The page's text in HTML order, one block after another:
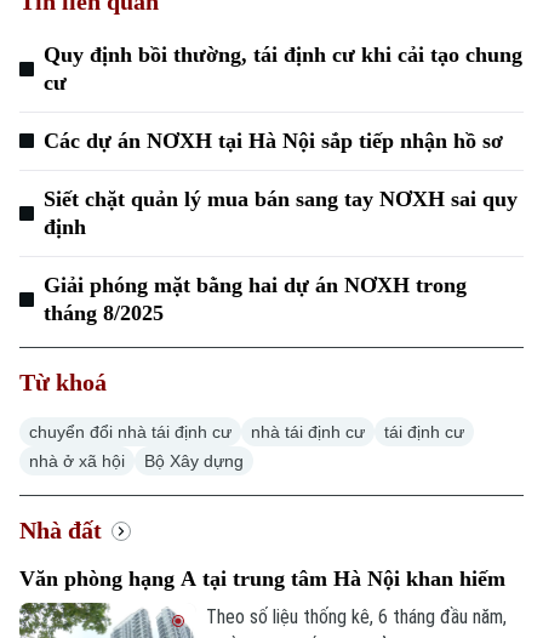
Chuyên mục
Thời sự
Chính trị
An ninh trật tự
Công nghệ
Nhịp sống Hà Nội
Người Hà Nội
Khoảnh khắc Hà Nội
Tin tức
Quân sự
Tin tức
Nhà đất
Quy định bồi thường, tái định cư khi cải tạo chung
cư
Các dự án NƠXH tại Hà Nội sắp tiếp nhận hồ sơ
Siết chặt quản lý mua bán sang tay NƠXH sai quy
định
Giải phóng mặt bằng hai dự án NƠXH trong
tháng 8/2025
Từ khoá
chuyển đổi nhà tái định cư nhà tái định cư
tái định cư
nhà ở xã hội
Bộ Xây dựng
Nhà đất
Văn phòng hạng A tại trung tâm Hà Nội khan hiếm
Theo số liệu thống kê, 6 tháng đầu năm,